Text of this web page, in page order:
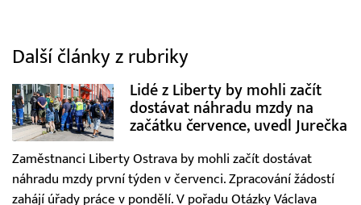
Další články z rubriky
Lidé z Liberty by mohli začít
dostávat náhradu mzdy na
začátku července, uvedl Jurečka
Zaměstnanci Liberty Ostrava by mohli začít dostávat
náhradu mzdy první týden v červenci. Zpracování žádostí
zahájí úřady práce v pondělí. V pořadu Otázky Václava